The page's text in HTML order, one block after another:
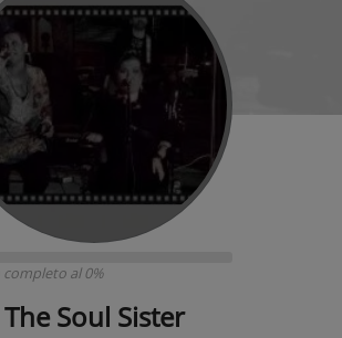
al 0%
The Soul Sister